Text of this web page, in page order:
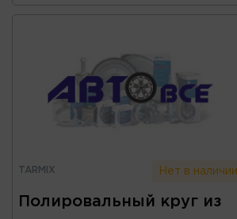
TARMIX Нет в наличии
Полировальный круг из